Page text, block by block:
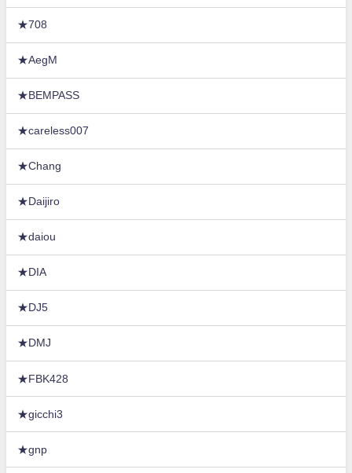
★708
★AegM
★BEMPASS
★careless007
★Chang
★Daijiro
★daiou
★DIA
★DJ5
★DMJ
★FBK428
★gicchi3
★gnp